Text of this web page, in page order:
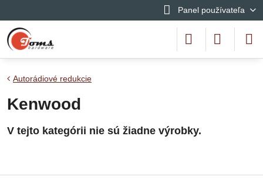
Panel používateľa
Autorádiové redukcie
Kenwood